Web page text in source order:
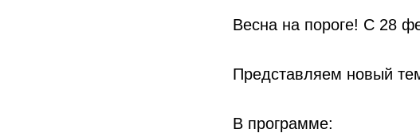
Весна на пороге! С 28
Представляем новый
В программе: